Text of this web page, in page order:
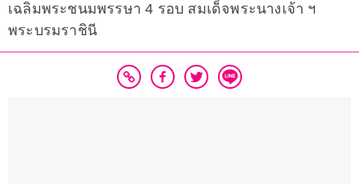
เฉลิมพระชนมพรรษา 4 รอบ สมเด็จพระนางเจ้า ฯ
พระบรมราชินี